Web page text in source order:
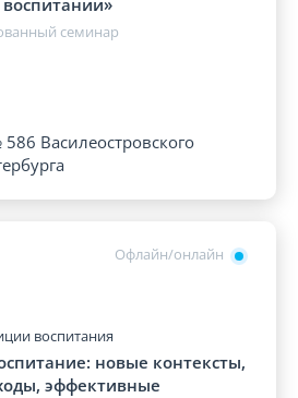
семинар
Василеостровского
Офлайн/онлайн
воспитания
новые контексты,
эффективные